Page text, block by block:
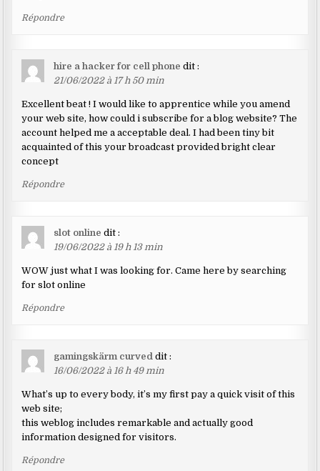
Répondre
hire a hacker for cell phone dit :
21/06/2022 à 17 h 50 min
Excellent beat ! I would like to apprentice while you amend
your web site, how could i subscribe for a blog website? The
account helped me a acceptable deal. I had been tiny bit
acquainted of this your broadcast provided bright clear
concept
Répondre
slot online dit :
19/06/2022 à 19 h 13 min
WOW just what I was looking for. Came here by searching
for slot online
Répondre
gamingskärm curved dit :
16/06/2022 à 16 h 49 min
What’s up to every body, it’s my first pay a quick visit of this
web site;
this weblog includes remarkable and actually good
information designed for visitors.
Répondre